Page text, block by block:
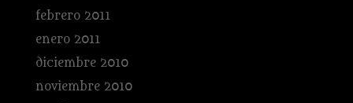
febrero 2011
enero 2011
diciembre 2010
noviembre 2010